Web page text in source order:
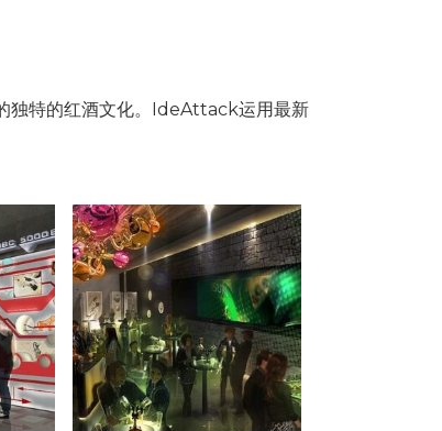
独特的红酒文化。IdeAttack运用最新